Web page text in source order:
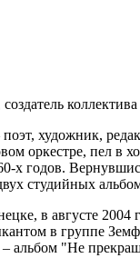
художник,
оркестре, пел в
х годов.
студийных
, в августе
в группе
– альбом "Не